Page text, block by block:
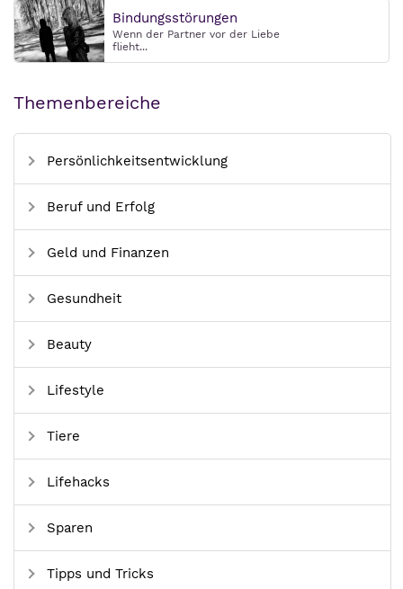
Bindungsstörungen
Wenn der Partner vor der Liebe
flieht...
Themenbereiche
Persönlichkeitsentwicklung
Beruf und Erfolg
Geld und Finanzen
Gesundheit
Beauty
Lifestyle
Tiere
Lifehacks
Sparen
Tipps und Tricks